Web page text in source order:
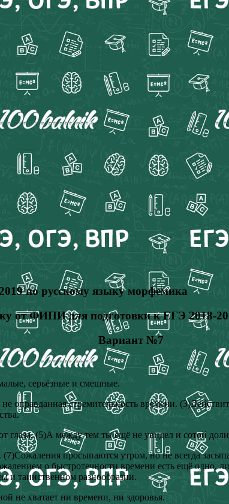
по русскому языку морфемика
от ФИПИ для подготовки к ЕГЭ 2018-
Вариант №7
серьёзные и смешные.
оправданная стремительность времени.
(5)А между тем ты ещё не увидел и сотой доли
просыпаются утром, но не всегда
о быстротечности времени есть ещё одно,
и таинственном разнообразии.
не хватает ни времени, ни здоровья.